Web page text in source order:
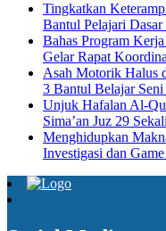
Tingkatkan
Bantul Pelajari
Bahas Program
Gelar Rapat
Asah Motorik Halus
3 Bantul Belajar Seni
Unjuk Hafalan Al-
Sima’an Juz 29
Menghidupkan
Investigasi dan